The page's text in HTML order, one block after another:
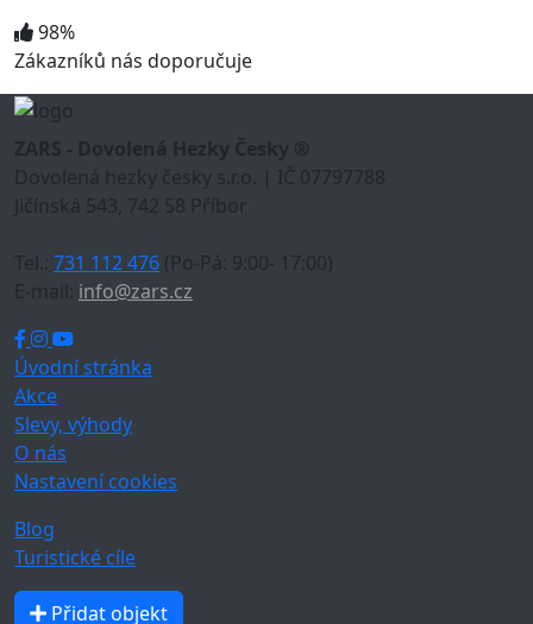
98%
Zákazníků nás doporučuje
ZARS - Dovolená Hezky Česky ®
Dovolená hezky česky s.r.o. | IČ 07797788
Jičínská 543, 742 58 Příbor
Tel.: 731 112 476 (Po-Pá: 9:00- 17:00)
E-mail: info@zars.cz
Úvodní stránka
Akce
Slevy, výhody
O nás
Nastavení cookies
Blog
Turistické cíle
Přidat objekt